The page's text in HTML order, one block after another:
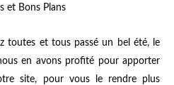
et Bons Plans
toutes et tous passé un bel été, le
en avons profité pour apporter
site, pour vous le rendre plus